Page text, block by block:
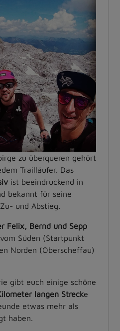
zu überqueren gehört
Trailläufer. Das
ist beeindruckend in
bekannt für seine
und Abstieg.
Felix, Bernd und Sepp
Süden (Startpunkt
Norden (Oberscheffau)
gibt euch einige schöne
langen Strecke
etwas mehr als
haben.